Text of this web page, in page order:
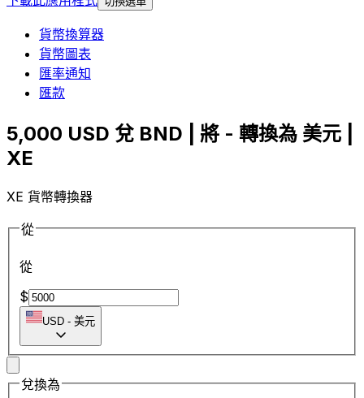
貨幣換算器
貨幣圖表
匯率通知
匯款
5,000 USD 兌 BND | 將 - 轉換為 美元 |
XE
XE 貨幣轉換器
從
從
$
USD - 美元
兌換為